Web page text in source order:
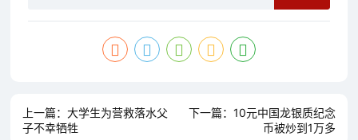
上一篇： 大学生为营救落水父
子不幸牺牲
下一篇：10元中国龙银质纪念
币被炒到1万多